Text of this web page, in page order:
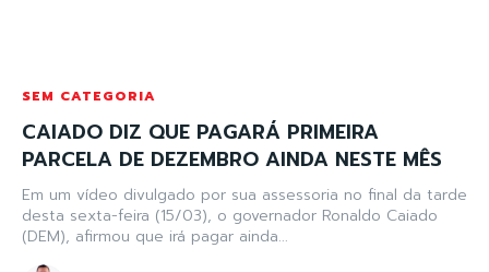
SEM CATEGORIA
CAIADO DIZ QUE PAGARÁ PRIMEIRA
PARCELA DE DEZEMBRO AINDA NESTE MÊS
Em um vídeo divulgado por sua assessoria no final da tarde
desta sexta-feira (15/03), o governador Ronaldo Caiado
(DEM), afirmou que irá pagar ainda...